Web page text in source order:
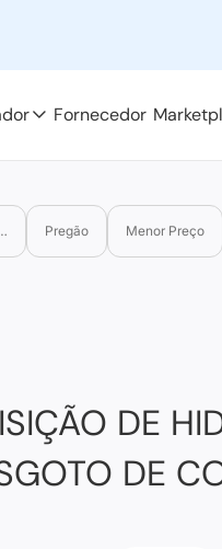
Fornecedor
de Codó
Pregão Menor Preço
DE
DE